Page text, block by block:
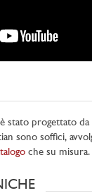
stato progettato
sono soffici,
che su misura.